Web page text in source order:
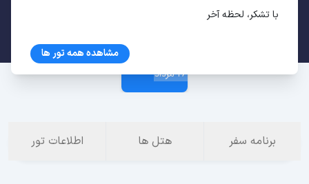
26 مرداد
برنامه سفر هتل ها اطلاعات تور
با تشکر، لحظه آخر
مشاهده همه تور ها